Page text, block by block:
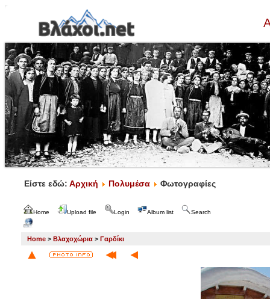
Είστε εδώ: Αρχική Πολυμέσα Φωτογραφίες
Home Upload file Login Album list Search
Home > Βλαχοχώρια > Γαρδίκι